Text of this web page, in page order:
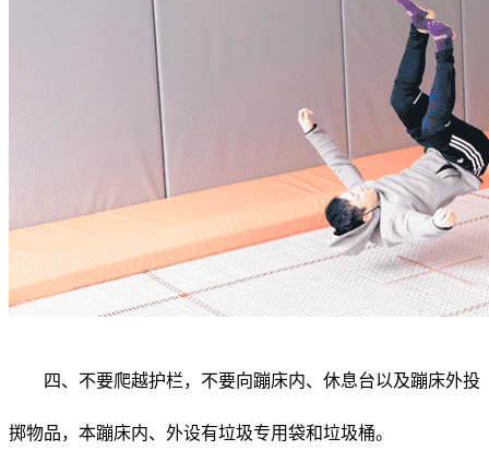
四、不要爬越护栏，不要向蹦床内、休息台以及蹦床外投
掷物品，本蹦床内、外设有垃圾专用袋和垃圾桶。